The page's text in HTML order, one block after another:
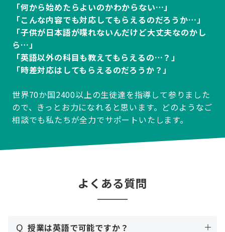
「何から始めたらよいのかわからない…」
「こんな内容でも対応してもらえるのだろうか…」
「子供が日本語が喋れないんだけど大丈夫なのかし
ら…」
「英語以外の科目も教えてもらえるの…？」
「時差対応はしてもらえるのだろうか？」
世界70か国2400以上の生徒達を指導して参りました
ので、きっとお力になれると思います。どのようなご
相談でも私たちが全力でサポートいたします。
よくある質問
Q 授業は英語で可能ですか？